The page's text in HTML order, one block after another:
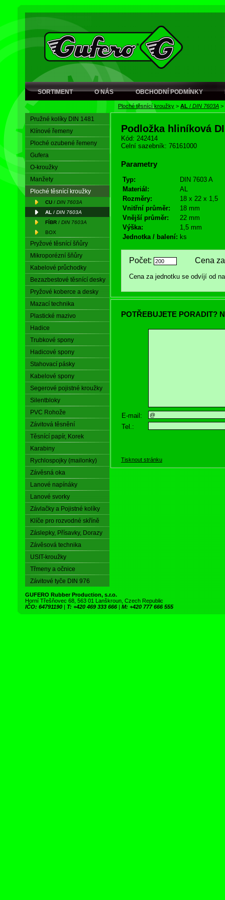
SORTIMENT O NÁS OBCHODNÍ PODMÍNKY
Ploché těsnící kroužky > AL / DIN 7603A >
Pružné kolíky DIN 1481
Klínové řemeny
Ploché ozubené řemeny
Gufera
O-kroužky
Manžety
Ploché těsnící kroužky
CU / DIN 7603A
AL / DIN 7603A
FÍBR / DIN 7603A
BOX
Pryžové těsnící šňůry
Mikroporézní šňůry
Kabelové průchodky
Bezazbestové těsnící desky
Pryžové koberce a desky
Mazací technika
Plastické mazivo
Hadice
Trubkové spony
Hadicové spony
Stahovací pásky
Kabelové spony
Segerové pojistné kroužky
Silentbloky
PVC Rohože
Závitová těsnění
Těsnící papír, Korek
Karabiny
Rychlospojky (mailonky)
Závěsná oka
Lanové napínáky
Lanové svorky
Závlačky a Pojistné kolíky
Klíče pro rozvodné skříně
Záslepky, Přísavky, Dorazy
Závěsová technika
USIT-kroužky
Třmeny a očnice
Závitové tyče DIN 976
Podložka hliníková
Kód: 242414
Celní sazebník: 76161000
Parametry
Typ:
DIN 7603 A
Materiál:
AL
Rozměry:
18 x 22 x 1,5
Vnitřní průměr:
18 mm
Vnější průměr:
22 mm
Výška:
1,5 mm
Jednotka / balení: ks
Počet: Cena za
Cena za jednotku se odvíjí od
POTŘEBUJETE PORADIT?
E-mail:
Tel.:
Tisknout stránku
GUFERO Rubber Production, s.r.o.
Horní Třešňovec 68, 563 01 Lanškroun, Czech Republic
IČO: 64791190 | T: +420 469 333 666 | M: +420 777 666 555